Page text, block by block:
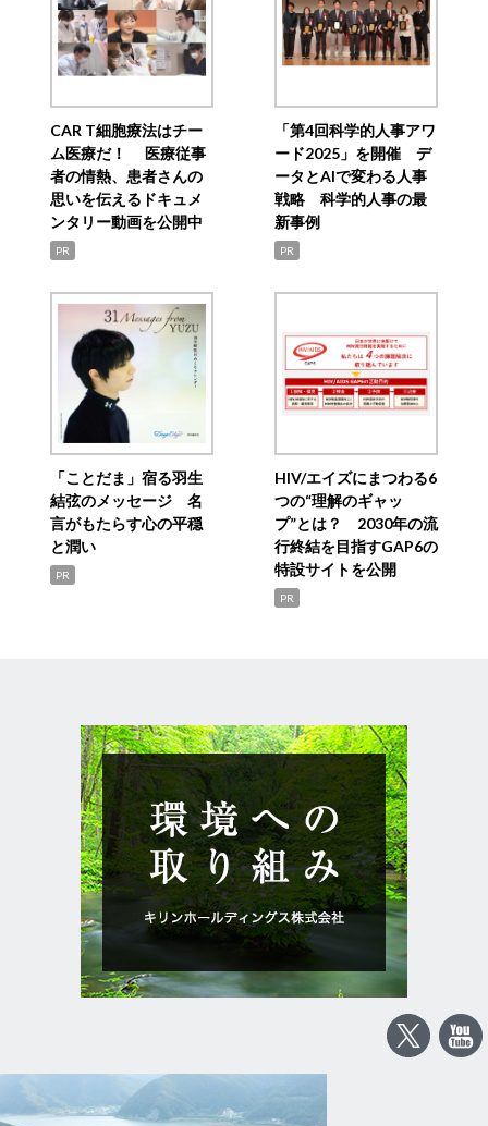
CAR T細胞療法はチー
ム医療だ！ 医療従事
者の情熱、患者さんの
思いを伝えるドキュメ
ンタリー動画を公開中
PR
「第4回科学的人事アワ
ード2025」を開催 デ
ータとAIで変わる人事
戦略 科学的人事の最
新事例
PR
「ことだま」宿る羽生
結弦のメッセージ 名
言がもたらす心の平穏
と潤い
PR
HIV/エイズにまつわる6
つの“理解のギャッ
プ”とは？ 2030年の流
行終結を目指すGAP6の
特設サイトを公開
PR